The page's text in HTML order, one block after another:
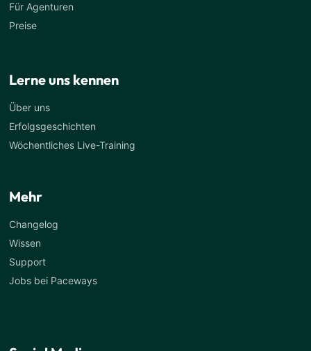
Für Agenturen
Preise
Lerne uns kennen
Über uns
Erfolgsgeschichten
Wöchentliches Live-Training
Mehr
Changelog
Wissen
Support
Jobs bei Paceways